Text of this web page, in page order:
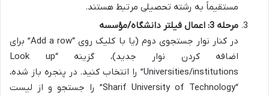
مستقیماً به رشته تحصیلی مرتبط هستند.
مرحله 3: اعمال فیلتر دانشگاه/مؤسسه
در کنار نوار جستجوی دوم (یا با کلیک روی “Add a row” برای
اضافه کردن نوار جدید)، گزینه‌ “Look up
Universities/institutions” را انتخاب کنید. در پنجره باز شده،
“Sharif University of Technology” را جستجو و از لیست